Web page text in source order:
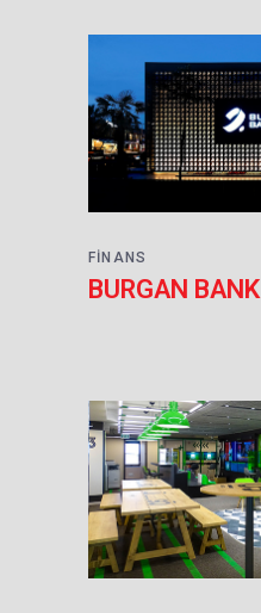
FINANS
BURGAN BANK